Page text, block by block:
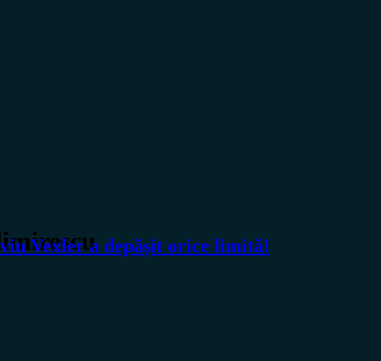
Vexler a depășit orice limită!